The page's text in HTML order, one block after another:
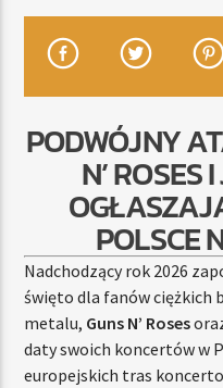
RADIO
00:00 21:00
Radio Strefa Muzy
PODWÓJNY
N’ ROSES
POLSCE
Nadchodzący rok 2026
święto dla fanów ciężkich
metalu, Guns N’ Roses
daty swoich koncertów w
europejskich tras